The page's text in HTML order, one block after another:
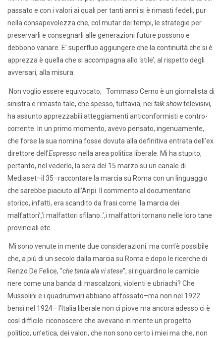
passato e con i valori ai quali per tanti anni si è rimasti fedeli, pur
nella consapevolezza che, col mutar dei tempi, le strategie per
preservarli e consegnarli alle generazioni future possono e
debbono variare. E’ superfluo aggiungere che la continuità che si è
apprezza è quella che si accompagna allo ‘stile’, al rispetto degli
avversari, alla misura.
Non voglio essere equivocato, Tommaso Cerno è un giornalista di
sinistra e rimasto tale, che spesso, tuttavia, nei talk showtelevisivi,
ha assunto apprezzabili atteggiamenti anticonformisti e contro-
corrente. In un primo momento, avevo pensato, ingenuamente,
che forse la sua nomina fosse dovuta alla definitiva entrata dell’ex
direttore dell’Espresso nella area politica liberale. Mi ha stupito,
pertanto, nel vederlo, la sera del 15 marzo su un canale di
Mediaset–il 35–raccontare la marcia su Roma con un linguaggio
che sarebbe piaciuto all’Anpi. Il commento al documentario
storico, infatti, era scandito da frasi come ‘la marcia dei
malfattori’,’i malfattori sfilano..’,i malfattori tornano nelle loro tane
provinciali etc.
Mi sono venute in mente due considerazioni: ma com’è possibile
che, a più di un secolo dalla marcia su Roma e dopo le ricerche di
Renzo De Felice, “che tanta ala vi stese”, si riguardino le camicie
nere come una banda di mascalzoni, violenti e ubriachi? Che
Mussolini e i quadrumviri abbiano affossato–ma non nel 1922
bensì nel 1924– l’Italia liberale non ci piove ma ancora adesso ci è
così difficile riconoscere che avevano in mente un progetto
politico, un’etica, dei valori, che non sono certo i miei ma che, non